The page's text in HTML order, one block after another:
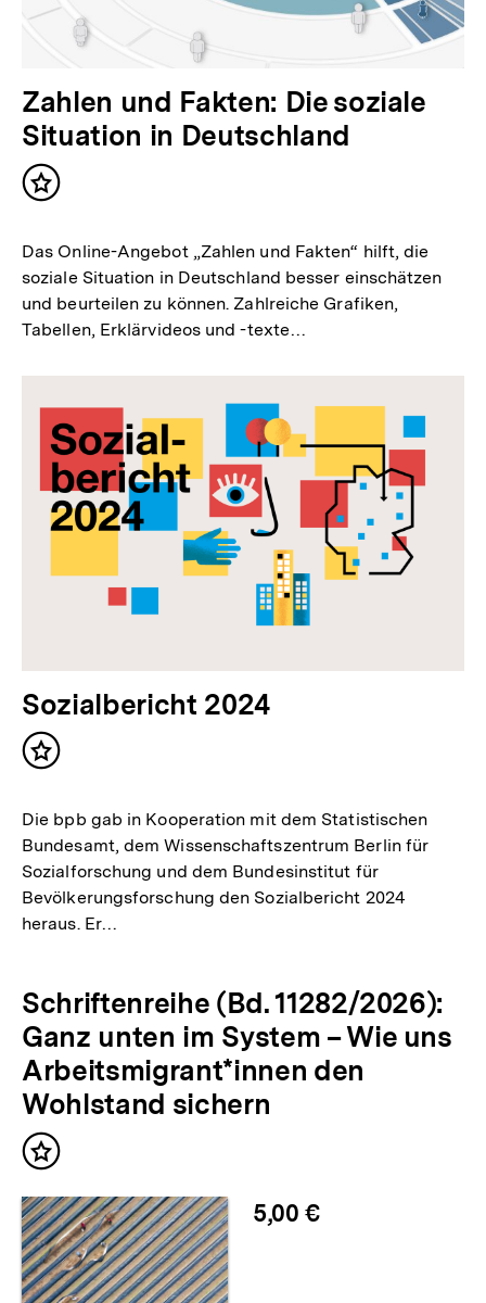
Zahlen und Fakten: Die soziale
Situation in Deutschland
Inhalt
Das Online-Angebot „Zahlen und Fakten“ hilft, die
soziale Situation in Deutschland besser einschätzen
und beurteilen zu können. Zahlreiche Grafiken,
Tabellen, Erklärvideos und -texte…
Sozialbericht 2024
Inhalt
Die bpb gab in Kooperation mit dem Statistischen
Bundesamt, dem Wissenschaftszentrum Berlin für
Sozialforschung und dem Bundesinstitut für
Bevölkerungsforschung den Sozialbericht 2024
heraus. Er…
Schriftenreihe (Bd. 11282/2026):
Ganz unten im System – Wie uns
Arbeitsmigrant*innen den
Wohlstand sichern
Inhalt
5,00 €